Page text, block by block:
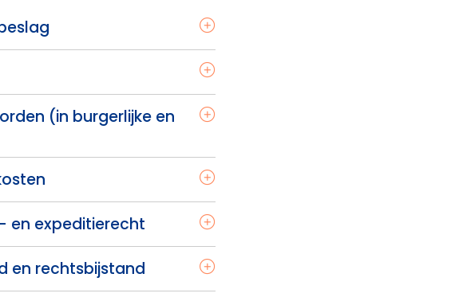
(in burgerlijke en
en expeditierecht
en rechtsbijstand